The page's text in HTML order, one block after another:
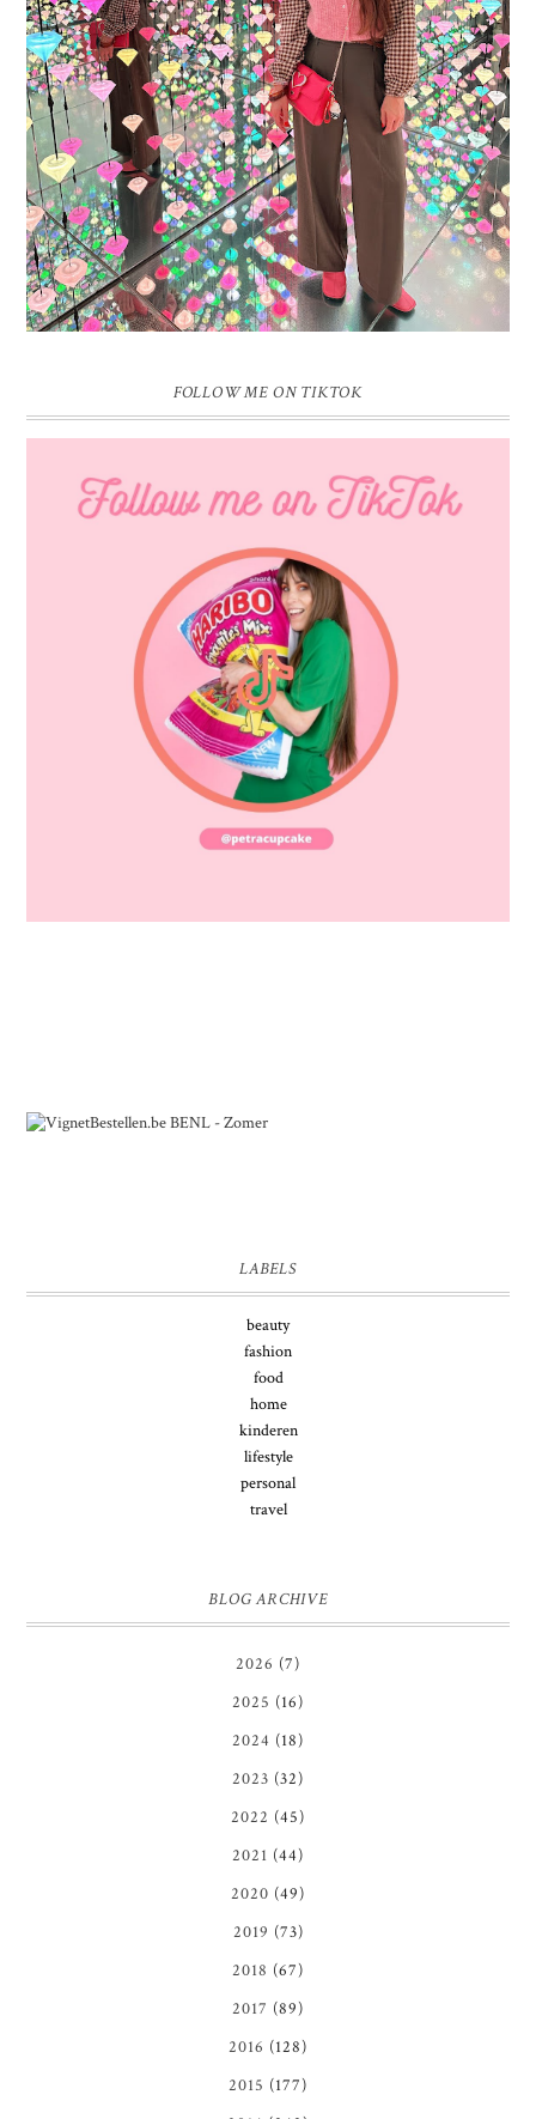
16 JAAR SPRINKLES ON A CUPCAKE
Vandaag is het weer zo’n moment waarop ik even bewust op de
pauzeknop duw, want Sprinkles on a Cupcake bestaat 16 jaar. Zestien.
Dat blijft ...
FOLLOW ME ON TIKTOK
LABELS
beauty
fashion
food
home
kinderen
lifestyle
personal
travel
BLOG ARCHIVE
2026 (7)
2025 (16)
2024 (18)
2023 (32)
2022 (45)
2021 (44)
2020 (49)
2019 (73)
2018 (67)
2017 (89)
2016 (128)
2015 (177)